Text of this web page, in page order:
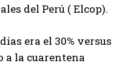
del Perú ( Elcop).
era el 30% versus
a la cuarentena